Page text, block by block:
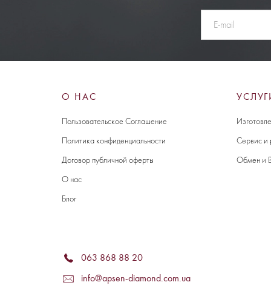
О НАС
Пользовательское Соглашение
Политика конфиденциальности
Договор публичной оферты
О нас
Блог
Сервис и
Обмен и
063 868 88 20
info@apsen-diamond.com.ua